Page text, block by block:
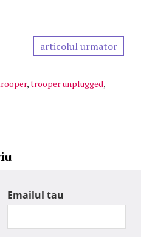
articolul urmator
,trooper unplugged,
Emailul tau